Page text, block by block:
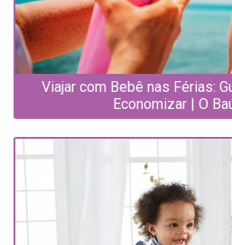
Viajar com Bebê nas Férias:
Economizar | O